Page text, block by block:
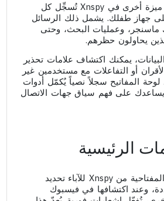
تسجيل لوحة المفاتيح ميزة أخرى في Xnspy تُسجِّل كل
جهاز طفلك. يشمل ذلك الرسائل
ماسنجر، وعمليات البحث، وحتى
يحاولون حظرهم.
يمكنك اكتشاف علامات تحذير
أو التفاعلات مع مستخدمين غير
المفاتيح سجلاً نصياً يُكمّل أدوات
يساعدك على فهم سياق جهات الاتصال
الرئيسية
تتيح تنبيهات الكلمات المفتاحية من Xnspy للآباء تحديد
وعند اكتشافها في فيسبوك